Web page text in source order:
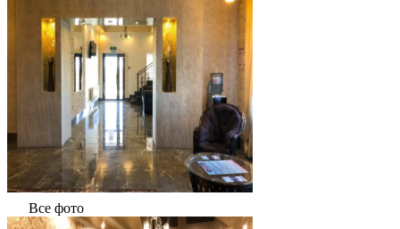
Все фото